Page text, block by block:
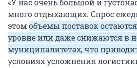
«У нас очень большой и
много отдыхающих. Спрос
этомобъемы поставок
уровне или даже снижаются в
муниципалитетах, что
условиях усложнения